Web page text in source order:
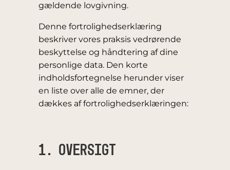
gældende lovgivning.
Denne fortrolighedserklæring
beskriver vores praksis vedrørende
beskyttelse og håndtering af dine
personlige data. Den korte
indholdsfortegnelse herunder viser
en liste over alle de emner, der
dækkes af fortrolighedserklæringen:
1. OVERSIGT